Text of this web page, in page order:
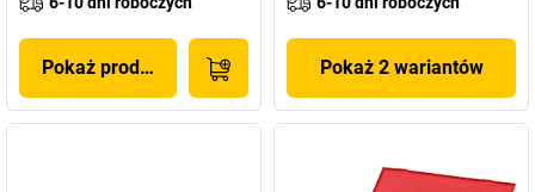
Pokaż produkt Pokaż 2 wariantów